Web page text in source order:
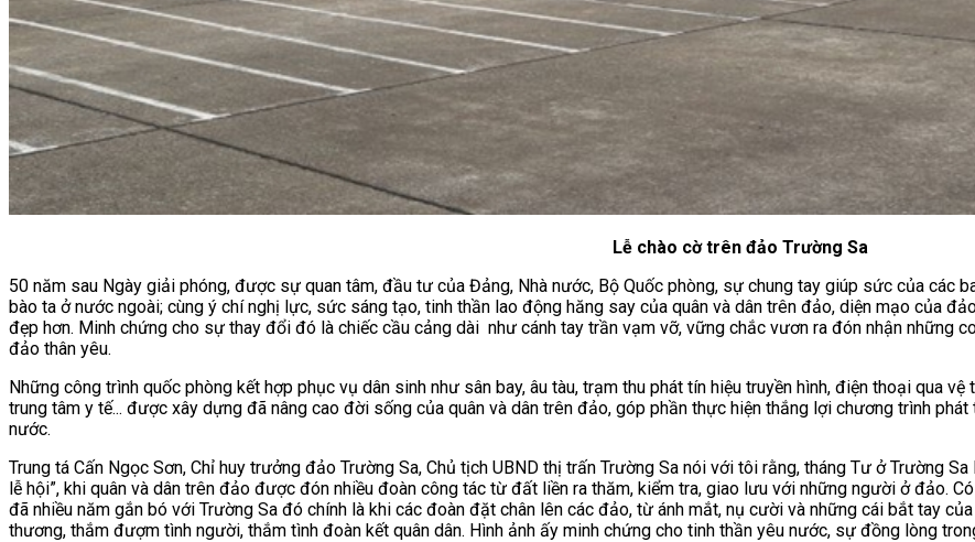
Lễ chào cờ trên đảo Trường Sa
50 năm sau Ngày giải phóng, được sự quan tâm, đầu tư của Đảng, Nhà nước, Bộ Quốc phòng, sự chung tay giúp sức của các
bào ta ở nước ngoài; cùng ý chí nghị lực, sức sáng tạo, tinh thần lao động hăng say của quân và dân trên đảo, diện mạo của
đẹp hơn. Minh chứng cho sự thay đổi đó là chiếc cầu cảng dài như cánh tay trần vạm vỡ, vững chắc vươn ra đón nhận những
đảo thân yêu.
Những công trình quốc phòng kết hợp phục vụ dân sinh như sân bay, âu tàu, trạm thu phát tín hiệu truyền hình, điện thoại qua
trung tâm y tế... được xây dựng đã nâng cao đời sống của quân và dân trên đảo, góp phần thực hiện thắng lợi chương trình
nước.
Trung tá Cấn Ngọc Sơn, Chỉ huy trưởng đảo Trường Sa, Chủ tịch UBND thị trấn Trường Sa nói với tôi rằng, tháng Tư ở Trường
lễ hội”, khi quân và dân trên đảo được đón nhiều đoàn công tác từ đất liền ra thăm, kiểm tra, giao lưu với những người ở đảo.
đã nhiều năm gắn bó với Trường Sa đó chính là khi các đoàn đặt chân lên các đảo, từ ánh mắt, nụ cười và những cái bắt tay
thương, thắm đượm tình người, thắm tình đoàn kết quân dân. Hình ảnh ấy minh chứng cho tinh thần yêu nước, sự đồng lòng